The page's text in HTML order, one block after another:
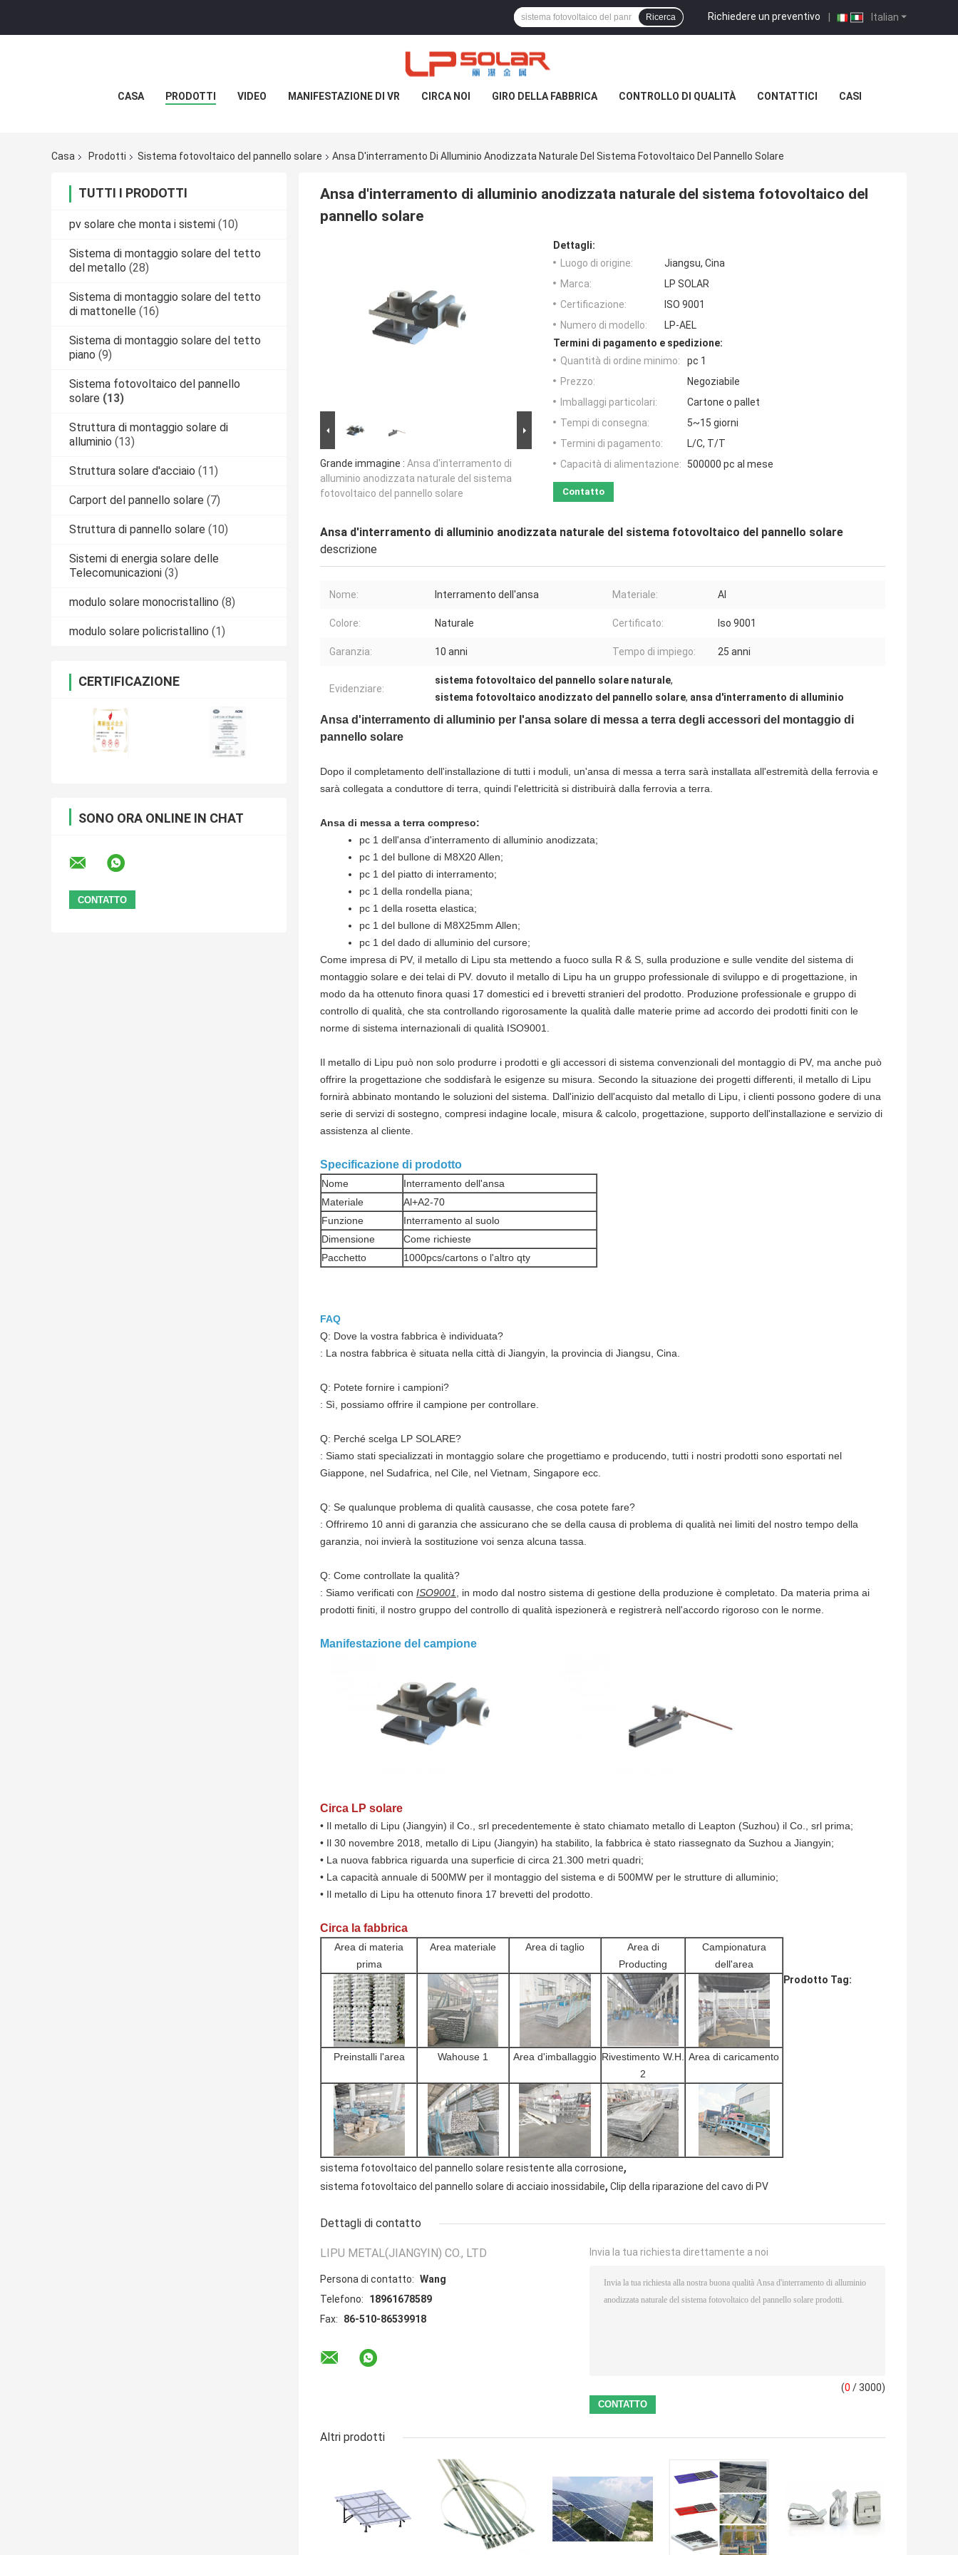
Italian
Richiedere un preventivo |
Ricerca
CASA PRODOTTI VIDEO MANIFESTAZIONE DI VR CIRCA NOI GIRO DELLA FABBRICA CONTROLLO DI QUALITÀ CONTATTICI CASI
Casa Prodotti Sistema fotovoltaico del pannello solare Ansa D'interramento Di Alluminio Anodizzata Naturale Del Sistema Fotovoltaico Del Pannello Solare
TUTTI I PRODOTTI
pv solare che monta i sistemi (10)
Sistema di montaggio solare del tetto
del metallo (28)
Sistema di montaggio solare del tetto
di mattonelle (16)
Sistema di montaggio solare del tetto
piano (9)
Sistema fotovoltaico del pannello
solare (13)
Struttura di montaggio solare di
alluminio (13)
Struttura solare d'acciaio (11)
Carport del pannello solare (7)
Struttura di pannello solare (10)
Sistemi di energia solare delle
Telecomunicazioni (3)
modulo solare monocristallino (8)
modulo solare policristallino (1)
CERTIFICAZIONE
SONO ORA ONLINE IN CHAT
Ansa d'interramento di alluminio anodizzata naturale del sistema fotovoltaico del
pannello solare
Grande immagine : Ansa d'interramento di
alluminio anodizzata naturale del sistema
fotovoltaico del pannello solare
Dettagli:
Luogo di origine:
Jiangsu, Cina
Marca:
LP SOLAR
Certificazione:
ISO 9001
Numero di modello:
LP-AEL
Termini di pagamento e spedizione:
Quantità di ordine minimo:
pc 1
Prezzo:
Negoziabile
Imballaggi particolari:
Cartone o pallet
Tempi di consegna:
5~15 giorni
Termini di pagamento:
L/C, T/T
Capacità di alimentazione:
500000 pc al mese
Contatto
Ansa d'interramento di alluminio anodizzata naturale del sistema fotovoltaico del pannello solare
descrizione
Nome: Interramento dell'ansa Materiale: Al
Colore: Naturale Certificato: Iso 9001
Garanzia: 10 anni Tempo di impiego: 25 anni
Evidenziare:
sistema fotovoltaico del pannello solare naturale,
sistema fotovoltaico anodizzato del pannello solare, ansa d'interramento di alluminio
Ansa d'interramento di alluminio per l'ansa solare di messa a terra degli accessori del montaggio di
pannello solare
Dopo il completamento dell'installazione di tutti i moduli, un'ansa di messa a terra sarà installata all'estremità della ferrovia e
sarà collegata a conduttore di terra, quindi l'elettricità si distribuirà dalla ferrovia a terra.
Ansa di messa a terra compreso:
pc 1 dell'ansa d'interramento di alluminio anodizzata;
pc 1 del bullone di M8X20 Allen;
pc 1 del piatto di interramento;
pc 1 della rondella piana;
pc 1 della rosetta elastica;
pc 1 del bullone di M8X25mm Allen;
pc 1 del dado di alluminio del cursore;
Come impresa di PV, il metallo di Lipu sta mettendo a fuoco sulla R & S, sulla produzione e sulle vendite del sistema di
montaggio solare e dei telai di PV. dovuto il metallo di Lipu ha un gruppo professionale di sviluppo e di progettazione, in
modo da ha ottenuto finora quasi 17 domestici ed i brevetti stranieri del prodotto. Produzione professionale e gruppo di
controllo di qualità, che sta controllando rigorosamente la qualità dalle materie prime ad accordo dei prodotti finiti con le
norme di sistema internazionali di qualità ISO9001.
Il metallo di Lipu può non solo produrre i prodotti e gli accessori di sistema convenzionali del montaggio di PV, ma anche può
offrire la progettazione che soddisfarà le esigenze su misura. Secondo la situazione dei progetti differenti, il metallo di Lipu
fornirà abbinato montando le soluzioni del sistema. Dall'inizio dell'acquisto dal metallo di Lipu, i clienti possono godere di una
serie di servizi di sostegno, compresi indagine locale, misura & calcolo, progettazione, supporto dell'installazione e servizio di
assistenza al cliente.
Specificazione di prodotto
Nome
Interramento dell'ansa
Materiale
Al+A2-70
Funzione
Interramento al suolo
Dimensione
Come richieste
Pacchetto
1000pcs/cartons o l'altro qty
FAQ
Q: Dove la vostra fabbrica è individuata?
: La nostra fabbrica è situata nella città di Jiangyin, la provincia di Jiangsu, Cina.
Q: Potete fornire i campioni?
: Sì, possiamo offrire il campione per controllare.
Q: Perché scelga LP SOLARE?
: Siamo stati specializzati in montaggio solare che progettiamo e producendo, tutti i nostri prodotti sono esportati nel
Giappone, nel Sudafrica, nel Cile, nel Vietnam, Singapore ecc.
Q: Se qualunque problema di qualità causasse, che cosa potete fare?
: Offriremo 10 anni di garanzia che assicurano che se della causa di problema di qualità nei limiti del nostro tempo della
garanzia, noi invierà la sostituzione voi senza alcuna tassa.
Q: Come controllate la qualità?
: Siamo verificati con ISO9001, in modo dal nostro sistema di gestione della produzione è completato. Da materia prima ai
prodotti finiti, il nostro gruppo del controllo di qualità ispezionerà e registrerà nell'accordo rigoroso con le norme.
Manifestazione del campione
Circa LP solare
• Il metallo di Lipu (Jiangyin) il Co., srl precedentemente è stato chiamato metallo di Leapton (Suzhou) il Co., srl prima;
• Il 30 novembre 2018, metallo di Lipu (Jiangyin) ha stabilito, la fabbrica è stato riassegnato da Suzhou a Jiangyin;
• La nuova fabbrica riguarda una superficie di circa 21.300 metri quadri;
• La capacità annuale di 500MW per il montaggio del sistema e di 500MW per le strutture di alluminio;
• Il metallo di Lipu ha ottenuto finora 17 brevetti del prodotto.
Circa la fabbrica
Area di materia
prima
Area materiale Area di taglio
Area di
Producting
Campionatura
dell'area
Preinstalli l'area Wahouse 1 Area d'imballaggio Rivestimento W.H.
2
Area di caricamento
Prodotto Tag:
sistema fotovoltaico del pannello solare resistente alla corrosione,
sistema fotovoltaico del pannello solare di acciaio inossidabile, Clip della riparazione del cavo di PV
Dettagli di contatto
LIPU METAL(JIANGYIN) CO., LTD
Persona di contatto: Wang
Telefono:
18961678589
Fax:
86-510-86539918
Invia la tua richiesta direttamente a noi
(0 / 3000)
Altri prodotti